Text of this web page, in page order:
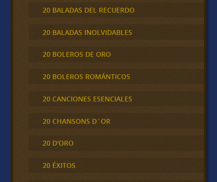
20 BALADAS DEL RECUERDO
20 BALADAS INOLVIDABLES
20 BOLEROS DE ORO
20 BOLEROS ROMÁNTICOS
20 CANCIONES ESENCIALES
20 CHANSONS D´OR
20 D'ORO
20 ÉXITOS